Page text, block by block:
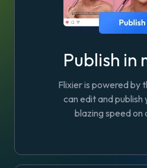
Publish in
Flixier is powered by
can edit and publish
blazing speed on